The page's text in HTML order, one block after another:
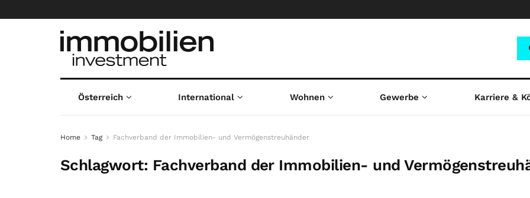
Österreich International Wohnen Gewerbe Karriere &
Home Tag Fachverband der Immobilien- und Vermögenstreuhänder
Schlagwort: Fachverband der Immobilien- und